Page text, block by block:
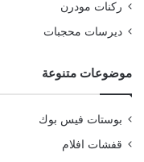
ركنات مودرن
ديرسات محجبات
موضوعات متنوعة
بوستات فيس بوك
قفشات افلام